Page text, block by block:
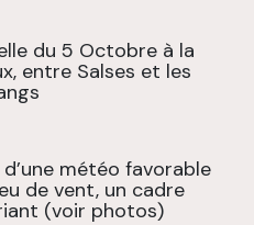
du 5 Octobre à la
entre Salses et les
météo favorable
de vent, un cadre
(voir photos)